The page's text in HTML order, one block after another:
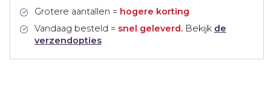
Grotere aantallen = hogere korting
Vandaag besteld = snel geleverd. Bekijk de
verzendopties